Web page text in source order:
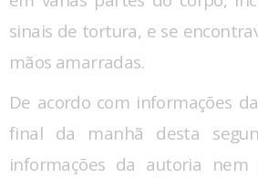
sinais de tortura, e se
mãos amarradas.
De acordo com informações
final da manhã desta
informações da autoria